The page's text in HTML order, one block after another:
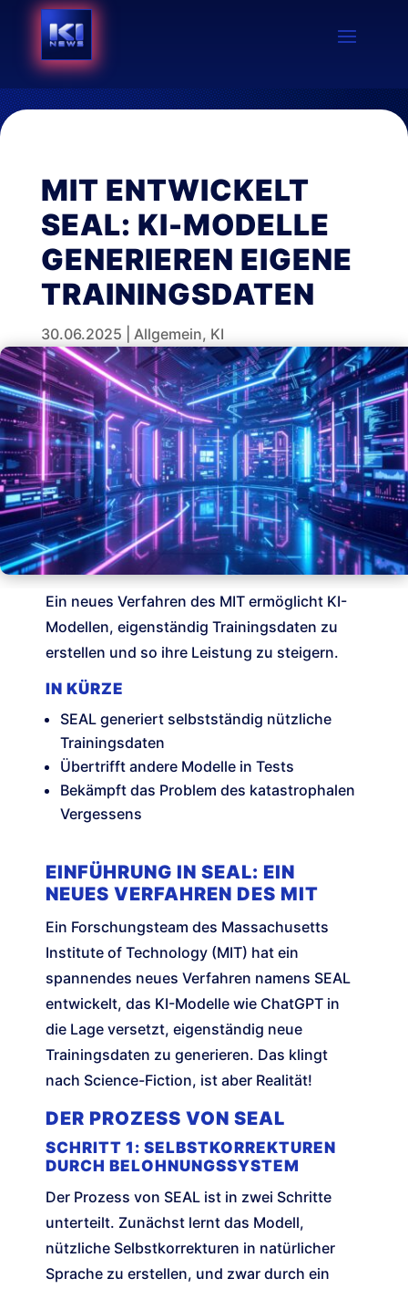
MIT ENTWICKELT
SEAL: KI-MODELLE
GENERIEREN EIGENE
TRAININGSDATEN
30.06.2025 Allgemein, KI
Ein neues Verfahren des MIT ermöglicht KI-
Modellen, eigenständig Trainingsdaten zu
erstellen und so ihre Leistung zu steigern.
IN KÜRZE
SEAL generiert selbstständig nützliche
Trainingsdaten
Übertrifft andere Modelle in Tests
Bekämpft das Problem des katastrophalen
Vergessens
EINFÜHRUNG IN SEAL: EIN
NEUES VERFAHREN DES MIT
Ein Forschungsteam des Massachusetts
Institute of Technology (MIT) hat ein
spannendes neues Verfahren namens SEAL
entwickelt, das KI-Modelle wie ChatGPT in
die Lage versetzt, eigenständig neue
Trainingsdaten zu generieren. Das klingt
nach Science-Fiction, ist aber Realität!
DER PROZESS VON SEAL
SCHRITT 1: SELBSTKORREKTUREN
DURCH BELOHNUNGSSYSTEM
Der Prozess von SEAL ist in zwei Schritte
unterteilt. Zunächst lernt das Modell,
nützliche Selbstkorrekturen in natürlicher
Sprache zu erstellen, und zwar durch ein